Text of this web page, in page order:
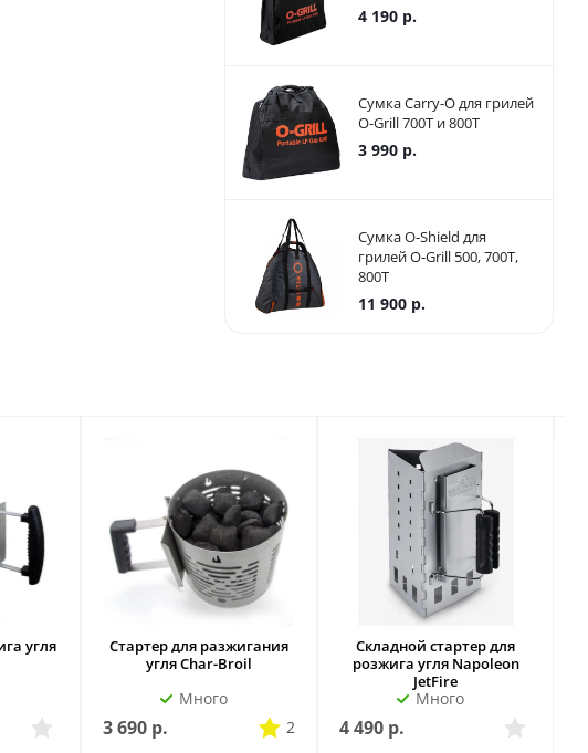
4 190р.
Сумка Carry-O для грилей
O-Grill 700T и 800T
3 990р.
Сумка O-Shield для
грилей O-Grill 500, 700T,
800T
11 900р.
угля
Стартер для разжигания
угля Char-Broil
Много
3 690 р. 2
Складной стартер для
розжига угля Napoleon
JetFire
Много
4 490 р.